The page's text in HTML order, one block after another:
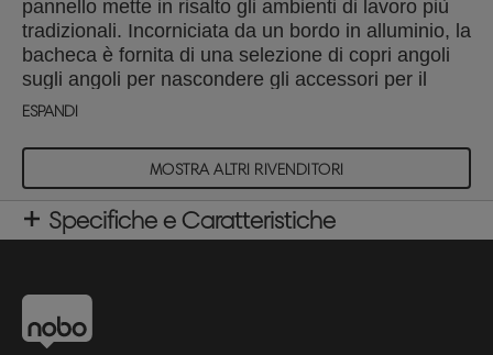
pannello mette in risalto gli ambienti di lavoro più
tradizionali. Incorniciata da un bordo in alluminio, la
bacheca è fornita di una selezione di copri angoli
sugli angoli per nascondere gli accessori per il
fissaggio a parete. Kit di fissaggio a parete incluso.
mm x 960 mm.
ESPANDI
MOSTRA ALTRI RIVENDITORI
Specifiche e Caratteristiche